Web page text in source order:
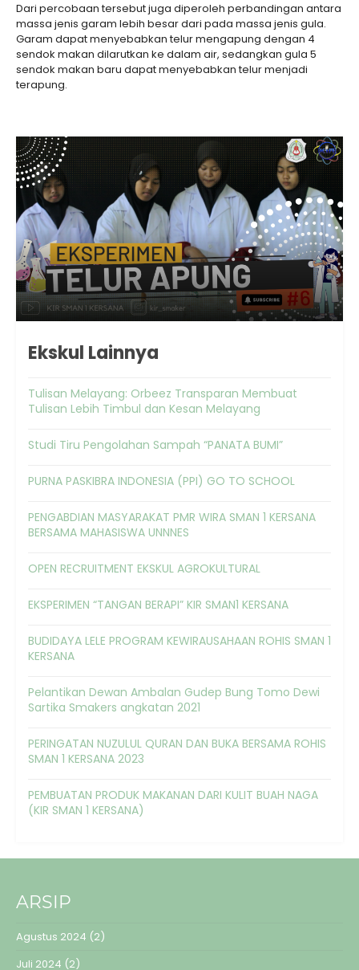
Dari percobaan tersebut juga diperoleh perbandingan antara
massa jenis garam lebih besar dari pada massa jenis gula.
Garam dapat menyebabkan telur mengapung dengan 4
sendok makan dilarutkan ke dalam air, sedangkan gula 5
sendok makan baru dapat menyebabkan telur menjadi
terapung.
Ekskul Lainnya
Tulisan Melayang: Orbeez Transparan Membuat
Tulisan Lebih Timbul dan Kesan Melayang
Studi Tiru Pengolahan Sampah “PANATA BUMI”
PURNA PASKIBRA INDONESIA (PPI) GO TO SCHOOL
PENGABDIAN MASYARAKAT PMR WIRA SMAN 1 KERSANA
BERSAMA MAHASISWA UNNNES
OPEN RECRUITMENT EKSKUL AGROKULTURAL
EKSPERIMEN “TANGAN BERAPI” KIR SMAN1 KERSANA
BUDIDAYA LELE PROGRAM KEWIRAUSAHAAN ROHIS SMAN 1
KERSANA
Pelantikan Dewan Ambalan Gudep Bung Tomo Dewi
Sartika Smakers angkatan 2021
PERINGATAN NUZULUL QURAN DAN BUKA BERSAMA ROHIS
SMAN 1 KERSANA 2023
PEMBUATAN PRODUK MAKANAN DARI KULIT BUAH NAGA
(KIR SMAN 1 KERSANA)
ARSIP
Agustus 2024 (2)
Juli 2024 (2)